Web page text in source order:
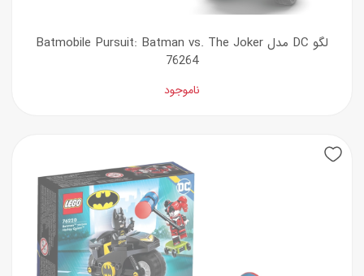
لگو DC مدل Batmobile Pursuit: Batman vs. The Joker
76264
ناموجود